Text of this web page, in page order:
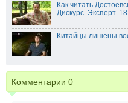
Как читать
Дискурс. Эксперт.
Китайцы лишены
Комментарии 0